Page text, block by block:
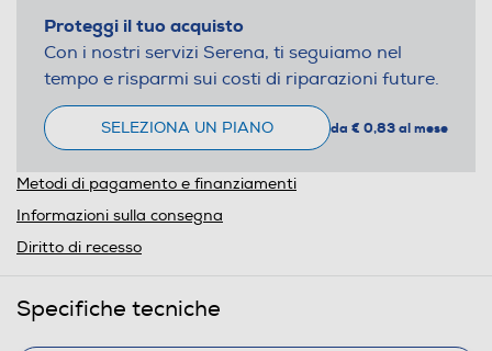
Proteggi il tuo acquisto
Con i nostri servizi Serena, ti seguiamo nel
tempo e risparmi sui costi di riparazioni future.
SELEZIONA UN PIANO da € 0,83 al mese
Metodi di pagamento e finanziamenti
Informazioni sulla consegna
Diritto di recesso
Specifiche tecniche